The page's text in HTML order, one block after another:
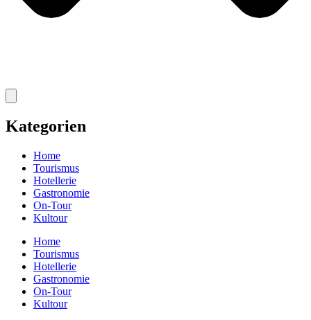
Kategorien
Home
Tourismus
Hotellerie
Gastronomie
On-Tour
Kultour
Home
Tourismus
Hotellerie
Gastronomie
On-Tour
Kultour